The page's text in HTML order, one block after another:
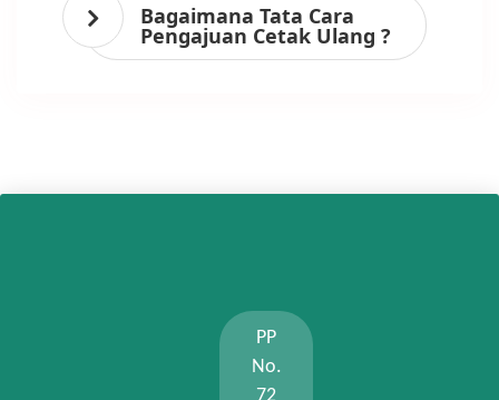
Bagaimana Tata Cara
Pengajuan Cetak Ulang ?
PP
No.
72